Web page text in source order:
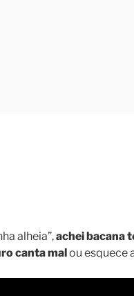
alheia”,achei bacana
canta mal ou esquece